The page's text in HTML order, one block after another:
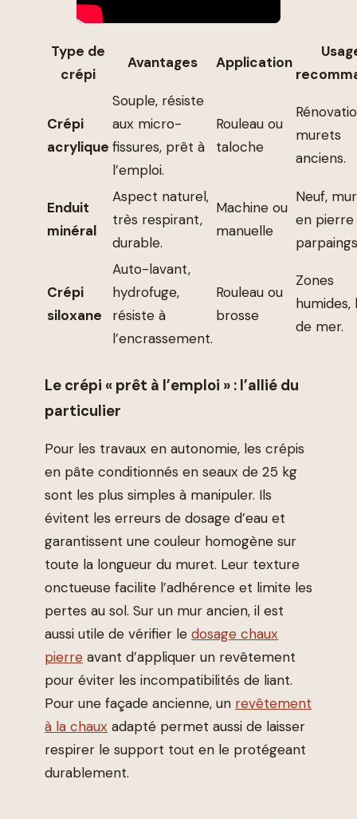
Type de
crépi
Avantages Application
Crépi
acrylique
Souple, résiste
aux micro-
fissures, prêt à
l’emploi.
Rouleau ou
taloche
murets
anciens.
Enduit
minéral
Aspect naturel,
très respirant,
durable.
Machine ou
manuelle
Neuf,
en pierre
Crépi
siloxane
Auto-lavant,
hydrofuge,
résiste à
l’encrassement.
Rouleau ou
brosse
Zones
humides,
de mer.
Le crépi « prêt à l’emploi » : l’allié du
particulier
Pour les travaux en autonomie, les crépis
en pâte conditionnés en seaux de 25 kg
sont les plus simples à manipuler. Ils
évitent les erreurs de dosage d’eau et
garantissent une couleur homogène sur
toute la longueur du muret. Leur texture
onctueuse facilite l’adhérence et limite les
pertes au sol. Sur un mur ancien, il est
aussi utile de vérifier le dosage chaux
pierre avant d’appliquer un revêtement
pour éviter les incompatibilités de liant.
Pour une façade ancienne, un revêtement
à la chaux adapté permet aussi de laisser
respirer le support tout en le protégeant
durablement.